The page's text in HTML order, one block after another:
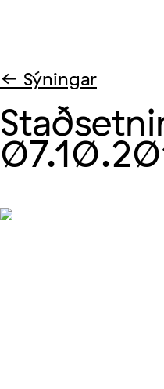
← Sýningar